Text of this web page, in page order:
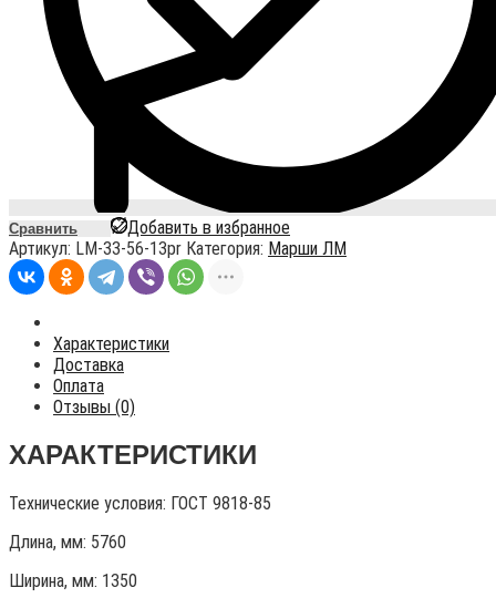
Сравнить
Добавить в избранное
Артикул: LM-33-56-13pr Категория: Марши ЛМ
Характеристики
Доставка
Оплата
Отзывы (0)
ХАРАКТЕРИСТИКИ
Технические условия: ГОСТ 9818-85
Длина, мм: 5760
Ширина, мм: 1350